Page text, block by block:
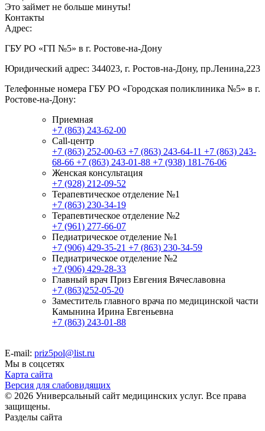
Это займет не больше минуты!
Контакты
Адрес:
ГБУ РО «ГП №5» в г. Ростове-на-Дону
Юридический адрес: 344023, г. Ростов-на-Дону, пр.Ленина,223
Телефонные номера ГБУ РО «Городская поликлиника №5» в г.
Ростове-на-Дону:
Приемная
+7 (863) 243-62-00
Call-центр
+7 (863) 252-00-63 +7 (863) 243-64-11 +7 (863) 243-
68-66 +7 (863) 243-01-88 +7 (938) 181-76-06
Женская консультация
+7 (928) 212-09-52
Терапевтическое отделение №1
+7 (863) 230-34-19
Терапевтическое отделение №2
+7 (961) 277-66-07
Педиатрическое отделение №1
+7 (906) 429-35-21 +7 (863) 230-34-59
Педиатрическое отделение №2
+7 (906) 429-28-33
Главный врач Приз Евгения Вячеславовна
+7 (863)252-05-20
Заместитель главного врача по медицинской части
Камынина Ирина Евгеньевна
+7 (863) 243-01-88
E-mail: priz5pol@list.ru
Мы в соцсетях
Карта сайта
Версия для слабовидящих
© 2026 Универсальный сайт медицинских услуг. Все права
защищены.
Разделы сайта